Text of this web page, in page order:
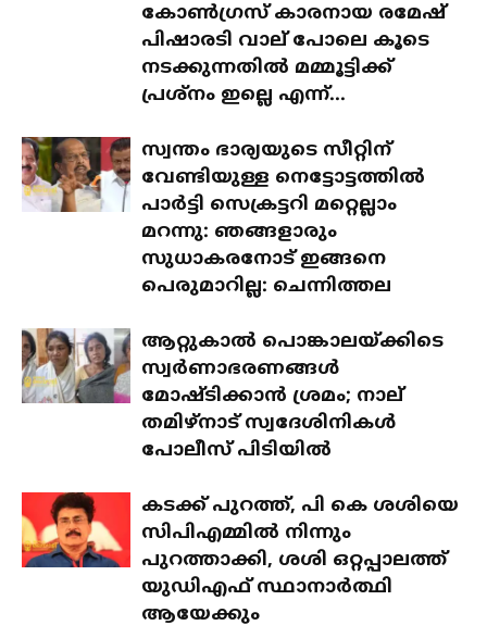
കോൺഗ്രസ് കാരനായ രമേഷ്
പിഷാരടി വാല് പോലെ കൂടെ
നടക്കുന്നതിൽ മമ്മൂട്ടിക്ക്
പ്രശ്‌നം ഇല്ലെ എന്ന്...
സ്വന്തം ഭാര്യയുടെ സീറ്റിന്
വേണ്ടിയുള്ള നെട്ടോട്ടത്തിൽ
പാർട്ടി സെക്രട്ടറി മറ്റെല്ലാം
മറന്നു: ഞങ്ങളാരും
സുധാകരനോട് ഇങ്ങനെ
പെരുമാറില്ല: ചെന്നിത്തല
ആറ്റുകാൽ പൊങ്കാലയ്ക്കിടെ
സ്വർണാഭരണങ്ങൾ
മോഷ്ടിക്കാൻ ശ്രമം; നാല്
തമിഴ്‌നാട് സ്വദേശിനികൾ
പോലീസ് പിടിയിൽ
കടക്ക് പുറത്ത്, പി കെ ശശിയെ
സിപിഎമ്മിൽ നിന്നും
പുറത്താക്കി, ശശി ഒറ്റപ്പാലത്ത്
യുഡിഎഫ് സ്ഥാനാർത്ഥി
ആയേക്കും